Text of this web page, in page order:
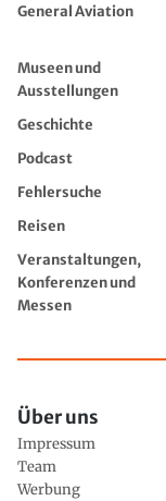
General Aviation
Museen und
Ausstellungen
Geschichte
Podcast
Fehlersuche
Reisen
Veranstaltungen,
Konferenzen und
Messen
Über uns
Impressum
Team
Werbung